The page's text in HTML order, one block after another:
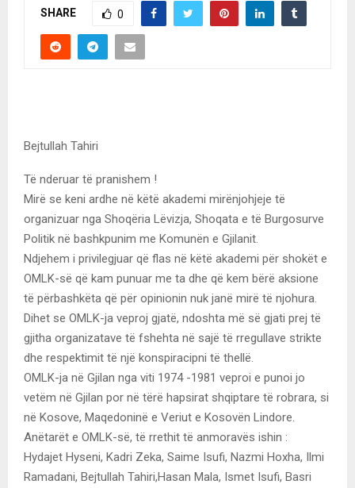
SHARE 0
Bejtullah Tahiri
Të nderuar të pranishem !
Mirë se keni ardhe në këtë akademi mirënjohjeje të
organizuar nga Shoqëria Lëvizja, Shoqata e të Burgosurve
Politik në bashkpunim me Komunën e Gjilanit.
Ndjehem i privilegjuar që flas në këtë akademi për shokët e
OMLK-së që kam punuar me ta dhe që kem bërë aksione
të përbashkëta që për opinionin nuk janë mirë të njohura.
Dihet se OMLK-ja veproj gjatë, ndoshta më së gjati prej të
gjitha organizatave të fshehta në sajë të rregullave strikte
dhe respektimit të një konspiracipni të thellë.
OMLK-ja në Gjilan nga viti 1974 -1981 veproi e punoi jo
vetëm në Gjilan por në tërë hapsirat shqiptare të robrara, si
në Kosove, Maqedoninë e Veriut e Kosovën Lindore.
Anëtarët e OMLK-së, të rrethit të anmoravës ishin :
Hydajet Hyseni, Kadri Zeka, Saime Isufi, Nazmi Hoxha, Ilmi
Ramadani, Bejtullah Tahiri,Hasan Mala, Ismet Isufi, Basri